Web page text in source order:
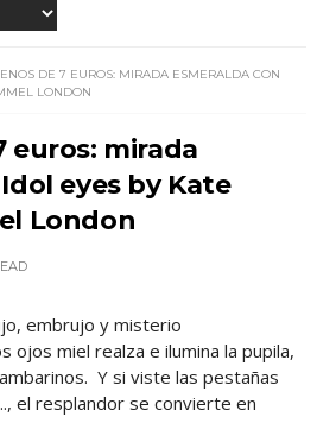
DE 7 EUROS: MIRADA ESMERALDA CON
LONDON
euros: mirada
eyes by Kate
London
embrujo y misterio
ojos miel realza e ilumina la pupila,
Y si viste las pestañas
el resplandor se convierte en